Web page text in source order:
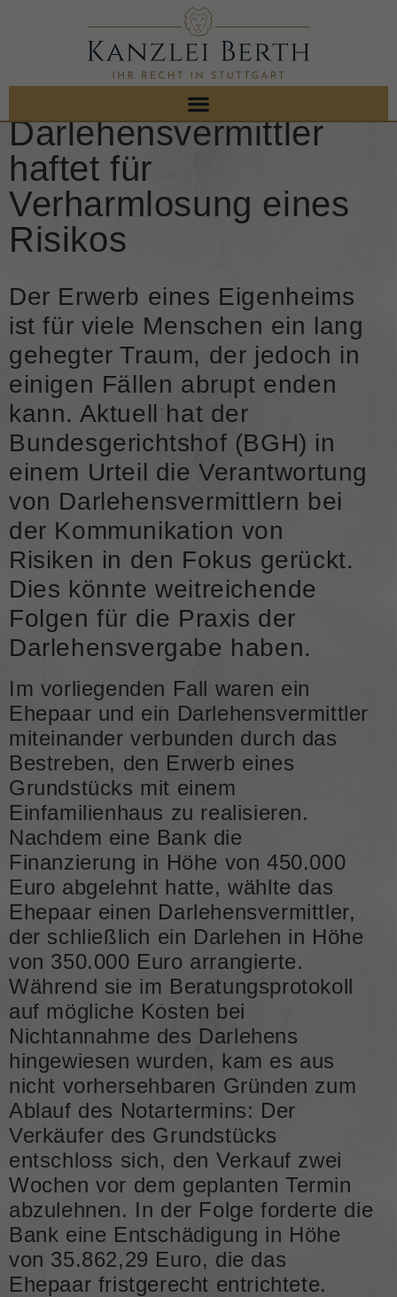
Darlehensvermittler
haftet für
Verharmlosung eines
Risikos
Der Erwerb eines Eigenheims
ist für viele Menschen ein lang
gehegter Traum, der jedoch in
einigen Fällen abrupt enden
kann. Aktuell hat der
Bundesgerichtshof (BGH) in
einem Urteil die Verantwortung
von Darlehensvermittlern bei
der Kommunikation von
Risiken in den Fokus gerückt.
Dies könnte weitreichende
Folgen für die Praxis der
Darlehensvergabe haben.
Im vorliegenden Fall waren ein
Ehepaar und ein Darlehensvermittler
miteinander verbunden durch das
Bestreben, den Erwerb eines
Grundstücks mit einem
Einfamilienhaus zu realisieren.
Nachdem eine Bank die
Finanzierung in Höhe von 450.000
Euro abgelehnt hatte, wählte das
Ehepaar einen Darlehensvermittler,
der schließlich ein Darlehen in Höhe
von 350.000 Euro arrangierte.
Während sie im Beratungsprotokoll
auf mögliche Kosten bei
Nichtannahme des Darlehens
hingewiesen wurden, kam es aus
nicht vorhersehbaren Gründen zum
Ablauf des Notartermins: Der
Verkäufer des Grundstücks
entschloss sich, den Verkauf zwei
Wochen vor dem geplanten Termin
abzulehnen. In der Folge forderte die
Bank eine Entschädigung in Höhe
von 35.862,29 Euro, die das
Ehepaar fristgerecht entrichtete.